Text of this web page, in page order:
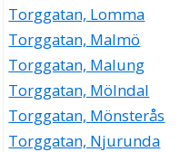
Torggatan, Lomma
Torggatan, Malmö
Torggatan, Malung
Torggatan, Mölndal
Torggatan, Mönsterås
Torggatan, Njurunda